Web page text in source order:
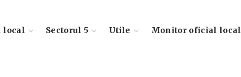
local Sectorul 5 Utile Monitor oficial local